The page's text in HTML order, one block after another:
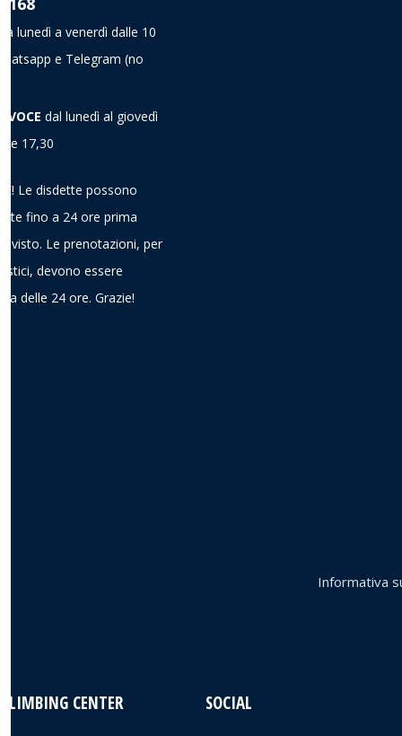
CENTER SOCIAL
lunedì a venerdì dalle 10
e Telegram (no
VOCE dal lunedì al giovedì
17,30
Le disdette possono
fino a 24 ore prima
Le prenotazioni, per
devono essere
delle 24 ore. Grazie!
Informativa